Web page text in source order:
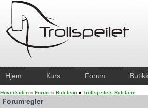
Hjem Kurs Forum Butikk
Hovedsiden » Forum » Rideteori » Trollspeilets Ridelære
Forumregler